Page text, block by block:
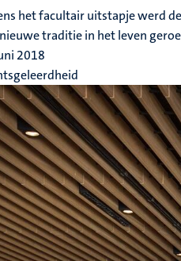
het facultair uitstapje werd
traditie in het leven
2018